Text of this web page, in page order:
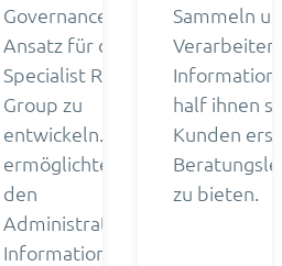
Governance-
Ansatz für die
Specialist Risk
Group zu
entwickeln. Er
ermöglichte es
den
Administratoren,
Informationen
Sammeln
Verarbeiten
half ihnen
Kunden
zu bieten.